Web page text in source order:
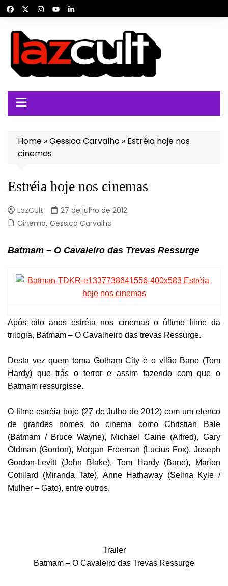
para
conteúdo
Home »Gessica Carvalho » Estréia hoje nos
cinemas
Estréia hoje nos cinemas
LazCult
27 de julho de 2012
Cinema, Gessica Carvalho
Batmam – O Cavaleiro das Trevas Ressurge
Após oito anos estréia nos cinemas o último filme da
trilogia, Batmam – O Cavalheiro das trevas Ressurge.
Desta vez quem toma Gotham City é o vilão Bane (Tom
Hardy) que trás o terror e assim fazendo com que o
Batmam ressurgisse.
O filme estréia hoje (27 de Julho de 2012) com um elenco
de grandes nomes do cinema como Christian Bale
(Batmam / Bruce Wayne), Michael Caine (Alfred), Gary
Oldman (Gordon), Morgan Freeman (Lucius Fox), Joseph
Gordon-Levitt (John Blake), Tom Hardy (Bane), Marion
Cotillard (Miranda Tate), Anne Hathaway (Selina Kyle /
Mulher – Gato), entre outros.
Trailer
Batmam – O Cavaleiro das Trevas Ressurge